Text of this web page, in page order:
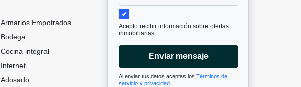
Armarios Empotrados
Bodega
Cocina integral
Internet
Adosado
Acepto recibir información sobre ofertas
inmobiliarias
Enviar mensaje
Al enviar tus datos aceptas los Términos de
servicio y privacidad